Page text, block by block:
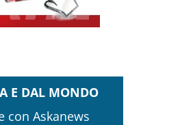
E DAL MONDO
con Askanews